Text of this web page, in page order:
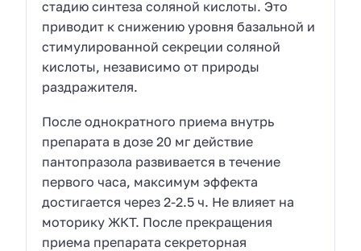
стадию синтеза соляной кислоты. Это
приводит к снижению уровня базальной и
стимулированной секреции соляной
кислоты, независимо от природы
раздражителя.
После однократного приема внутрь
препарата в дозе 20 мг действие
пантопразола развивается в течение
первого часа, максимум эффекта
достигается через 2-2.5 ч. Не влияет на
моторику ЖКТ. После прекращения
приема препарата секреторная